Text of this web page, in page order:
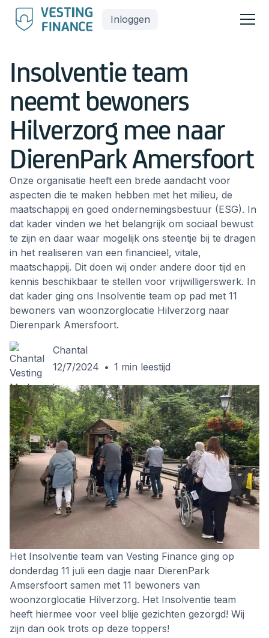
Inloggen
Insolventie team
neemt bewoners
Hilverzorg mee naar
DierenPark Amersfoort
Onze organisatie heeft een brede aandacht voor
aspecten die te maken hebben met het milieu, de
maatschappij en goed ondernemingsbestuur (ESG). In
dat kader vinden we het belangrijk om sociaal bewust
te zijn en daar waar mogelijk ons steentje bij te dragen
in het realiseren van een financieel, vitale,
maatschappij. Dit doen wij onder andere door tijd en
kennis beschikbaar te stellen voor vrijwilligerswerk. In
dat kader ging ons Insolventie team op pad met 11
bewoners van woonzorglocatie Hilverzorg naar
Dierenpark Amersfoort.
Chantal
12/7/2024 • 1 min leestijd
Het Insolventie team van Vesting Finance ging op
donderdag 11 juli een dagje naar DierenPark
Amsersfoort samen met 11 bewoners van
woonzorglocatie Hilverzorg. Het Insolventie team
heeft hiermee voor veel blije gezichten gezorgd! Wij
zijn dan ook trots op deze toppers!